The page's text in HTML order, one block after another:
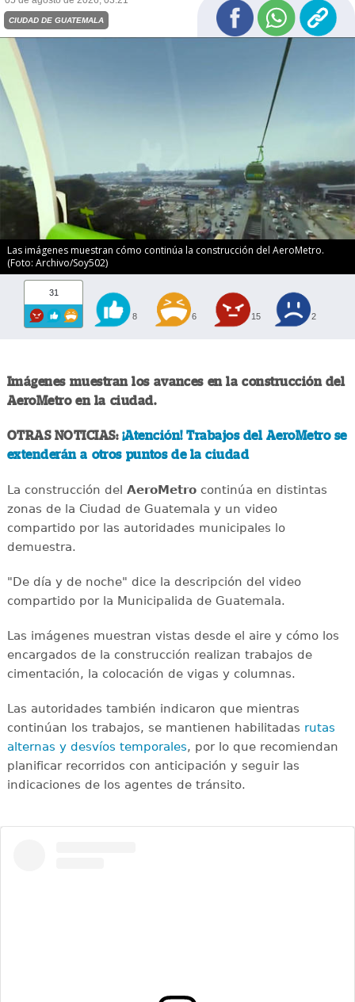
CIUDAD DE GUATEMALA
Las imágenes muestran cómo continúa la construcción del AeroMetro.
(Foto: Archivo/Soy502)
31
8 6 15 2
Imágenes muestran los avances en la construcción del
AeroMetro en la ciudad.
OTRAS NOTICIAS: ¡Atención! Trabajos del AeroMetro se
extenderán a otros puntos de la ciudad
La construcción del AeroMetrocontinúa en distintas
zonas de la Ciudad de Guatemala y un video
compartido por las autoridades municipales lo
demuestra.
"De día y de noche" dice la descripción del video
compartido por la Municipalida de Guatemala.
Las imágenes muestran vistas desde el aire y cómo los
encargados de la construcción realizan trabajos de
cimentación, la colocación de vigas y columnas.
Las autoridades también indicaron que mientras
continúan los trabajos, se mantienen habilitadas rutas
alternas y desvíos temporales, por lo que recomiendan
planificar recorridos con anticipación y seguir las
indicaciones de los agentes de tránsito.